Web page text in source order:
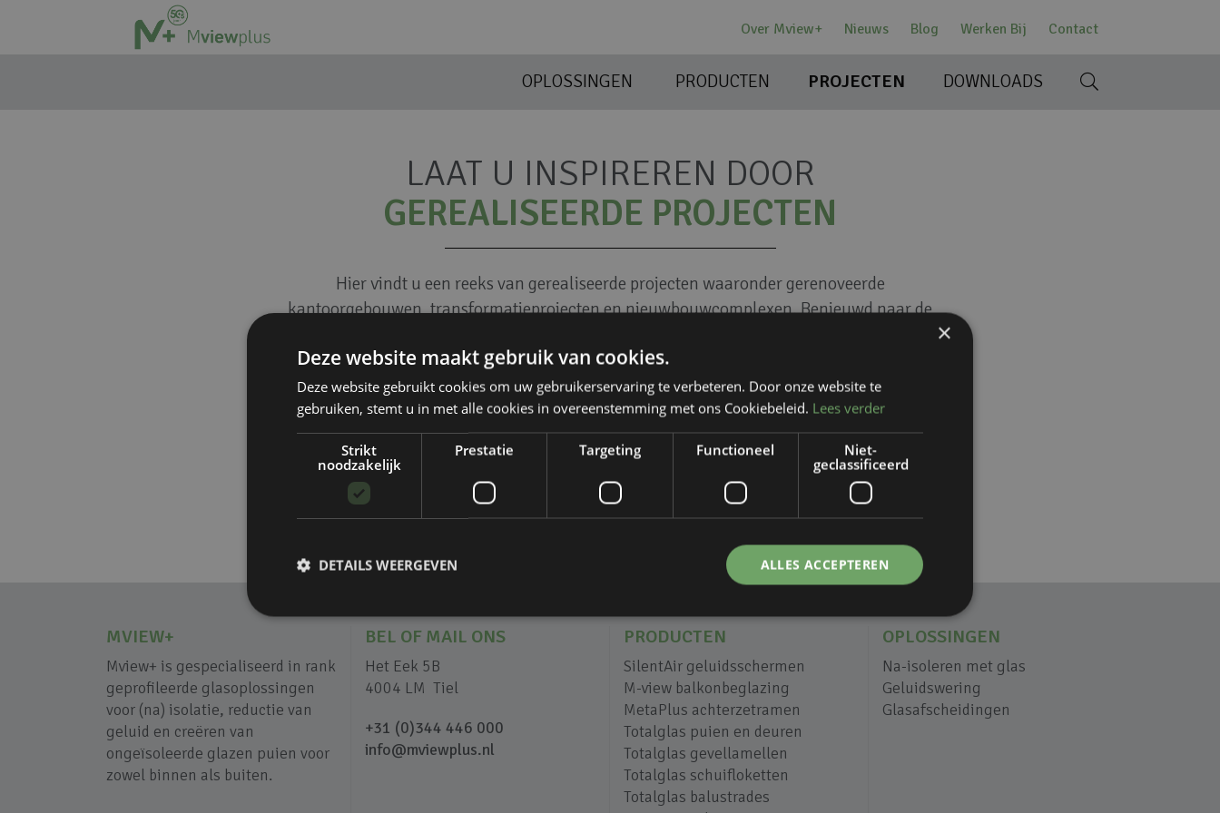
Over Mview+ Nieuws Blog Werken Bij Contact
OPLOSSINGEN PRODUCTEN PROJECTEN DOWNLOADS
LAAT U INSPIREREN DOOR
GEREALISEERDE PROJECTEN
Hier vindt u een reeks van gerealiseerde projecten waaronder gerenoveerde
kantoorgebouwen, transformatieprojecten en nieuwbouwcomplexen. Benieuwd naar de
contact met ons op, wij denken graag met u mee.
MVIEW+
Mview+ is gespecialiseerd in rank
geprofileerde glasoplossingen
voor (na) isolatie, reductie van
geluid en creëren van
ongeïsoleerde glazen puien voor
zowel binnen als buiten.
BEL OF MAIL ONS
Het Eek 5B
4004 LM Tiel
+31 (0)344 446 000
info@mviewplus.nl
PRODUCTEN
SilentAir geluidsschermen
M-view balkonbeglazing
MetaPlus achterzetramen
Totalglas puien en deuren
Totalglas gevellamellen
Totalglas schuifloketten
Totalglas balustrades
OPLOSSINGEN
Na-isoleren met glas
Geluidswering
Glasafscheidingen
×
Deze website maakt gebruik van cookies.
Deze website gebruikt cookies om uw gebruikerservaring te verbeteren. Door onze website te
gebruiken, stemt u in met alle cookies in overeenstemming met ons Cookiebeleid. Lees verder
Strikt
noodzakelijk
Prestatie Targeting Functioneel
Niet-
geclassificeerd
ALLES ACCEPTEREN
DETAILS WEERGEVEN